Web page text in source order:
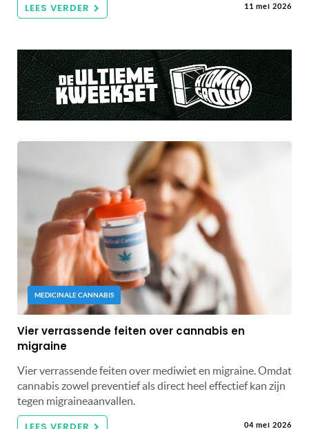
LEES VERDER 11 mei 2026
MEDICINALE CANNABIS
Vier verrassende feiten over cannabis en
migraine
Vier verrassende feiten over mediwiet en migraine. Omdat
cannabis zowel preventief als direct heel effectief kan zijn
tegen migraineaanvallen.
04 mei 2026